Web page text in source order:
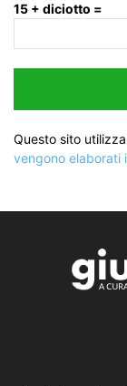
15 + diciotto =
Questo sito
vengono elaborati